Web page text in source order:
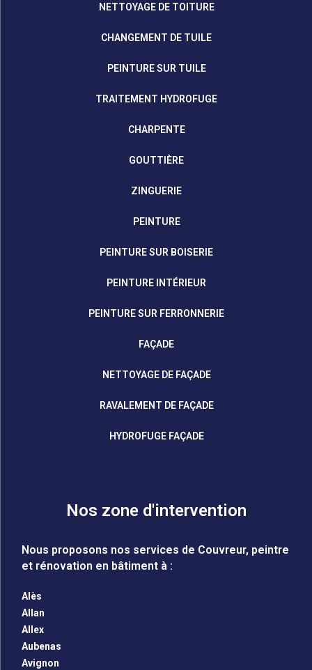
NETTOYAGE DE TOITURE
CHANGEMENT DE TUILE
PEINTURE SUR TUILE
TRAITEMENT HYDROFUGE
CHARPENTE
GOUTTIÈRE
ZINGUERIE
PEINTURE
PEINTURE SUR BOISERIE
PEINTURE INTÉRIEUR
PEINTURE SUR FERRONNERIE
FAÇADE
NETTOYAGE DE FAÇADE
RAVALEMENT DE FAÇADE
HYDROFUGE FAÇADE
Nos zone d'intervention
Nous proposons nos services de Couvreur, peintre
et rénovation en bâtiment à :
Alès
Allan
Allex
Aubenas
Avignon